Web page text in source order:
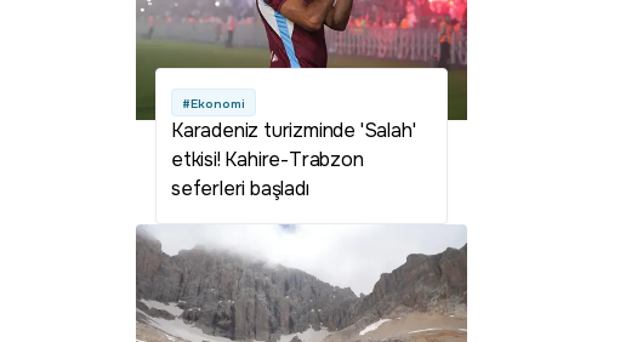
#Ekonomi
Karadeniz turizminde 'Salah'
etkisi! Kahire-Trabzon
seferleri başladı